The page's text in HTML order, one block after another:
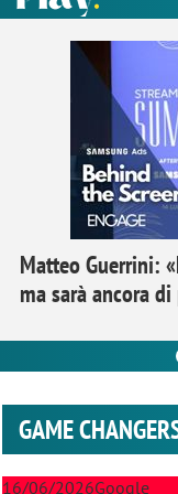
Matteo Guerrini:
ma sarà ancora
GAME
16/06/2026Google